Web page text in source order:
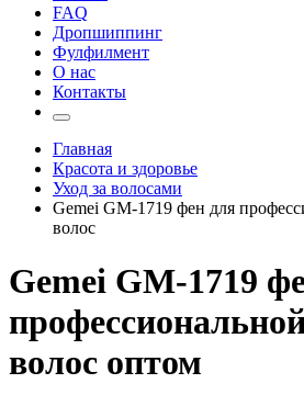
FAQ
Дропшиппинг
Фулфилмент
О нас
Контакты
Главная
Красота и здоровье
Уход за волосами
Gemei GM-1719 фен для
волос
Gemei GM-1719
волос оптом